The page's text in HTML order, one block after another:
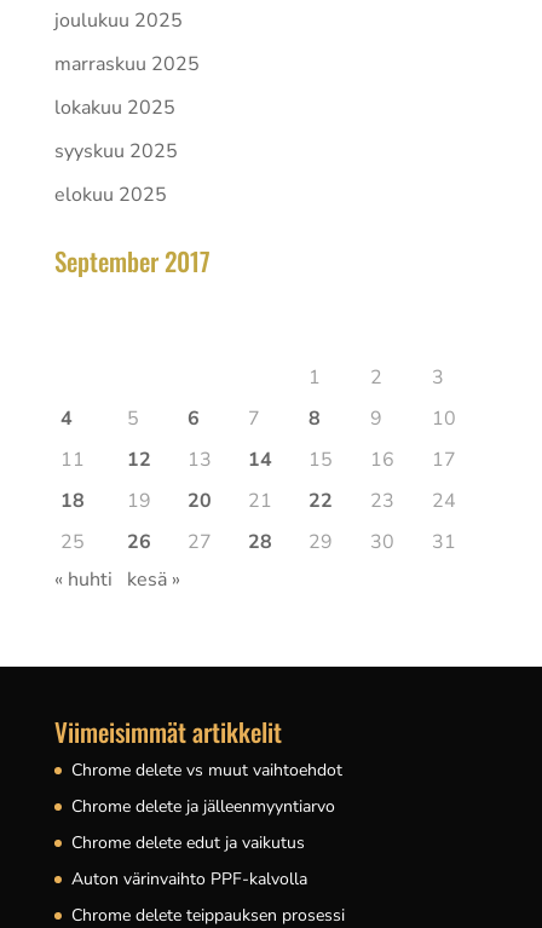
joulukuu 2025
marraskuu 2025
lokakuu 2025
syyskuu 2025
elokuu 2025
September 2017
1
2
3
4
5 6 7 8 9
10
11
12 13 14 15 16
17
18
19 20 21 22 23
24
25
26 27 28 29 30
31
« huhti
kesä »
Viimeisimmät artikkelit
Chrome delete vs muut vaihtoehdot
Chrome delete ja jälleenmyyntiarvo
Chrome delete edut ja vaikutus
Auton värinvaihto PPF-kalvolla
Chrome delete teippauksen prosessi